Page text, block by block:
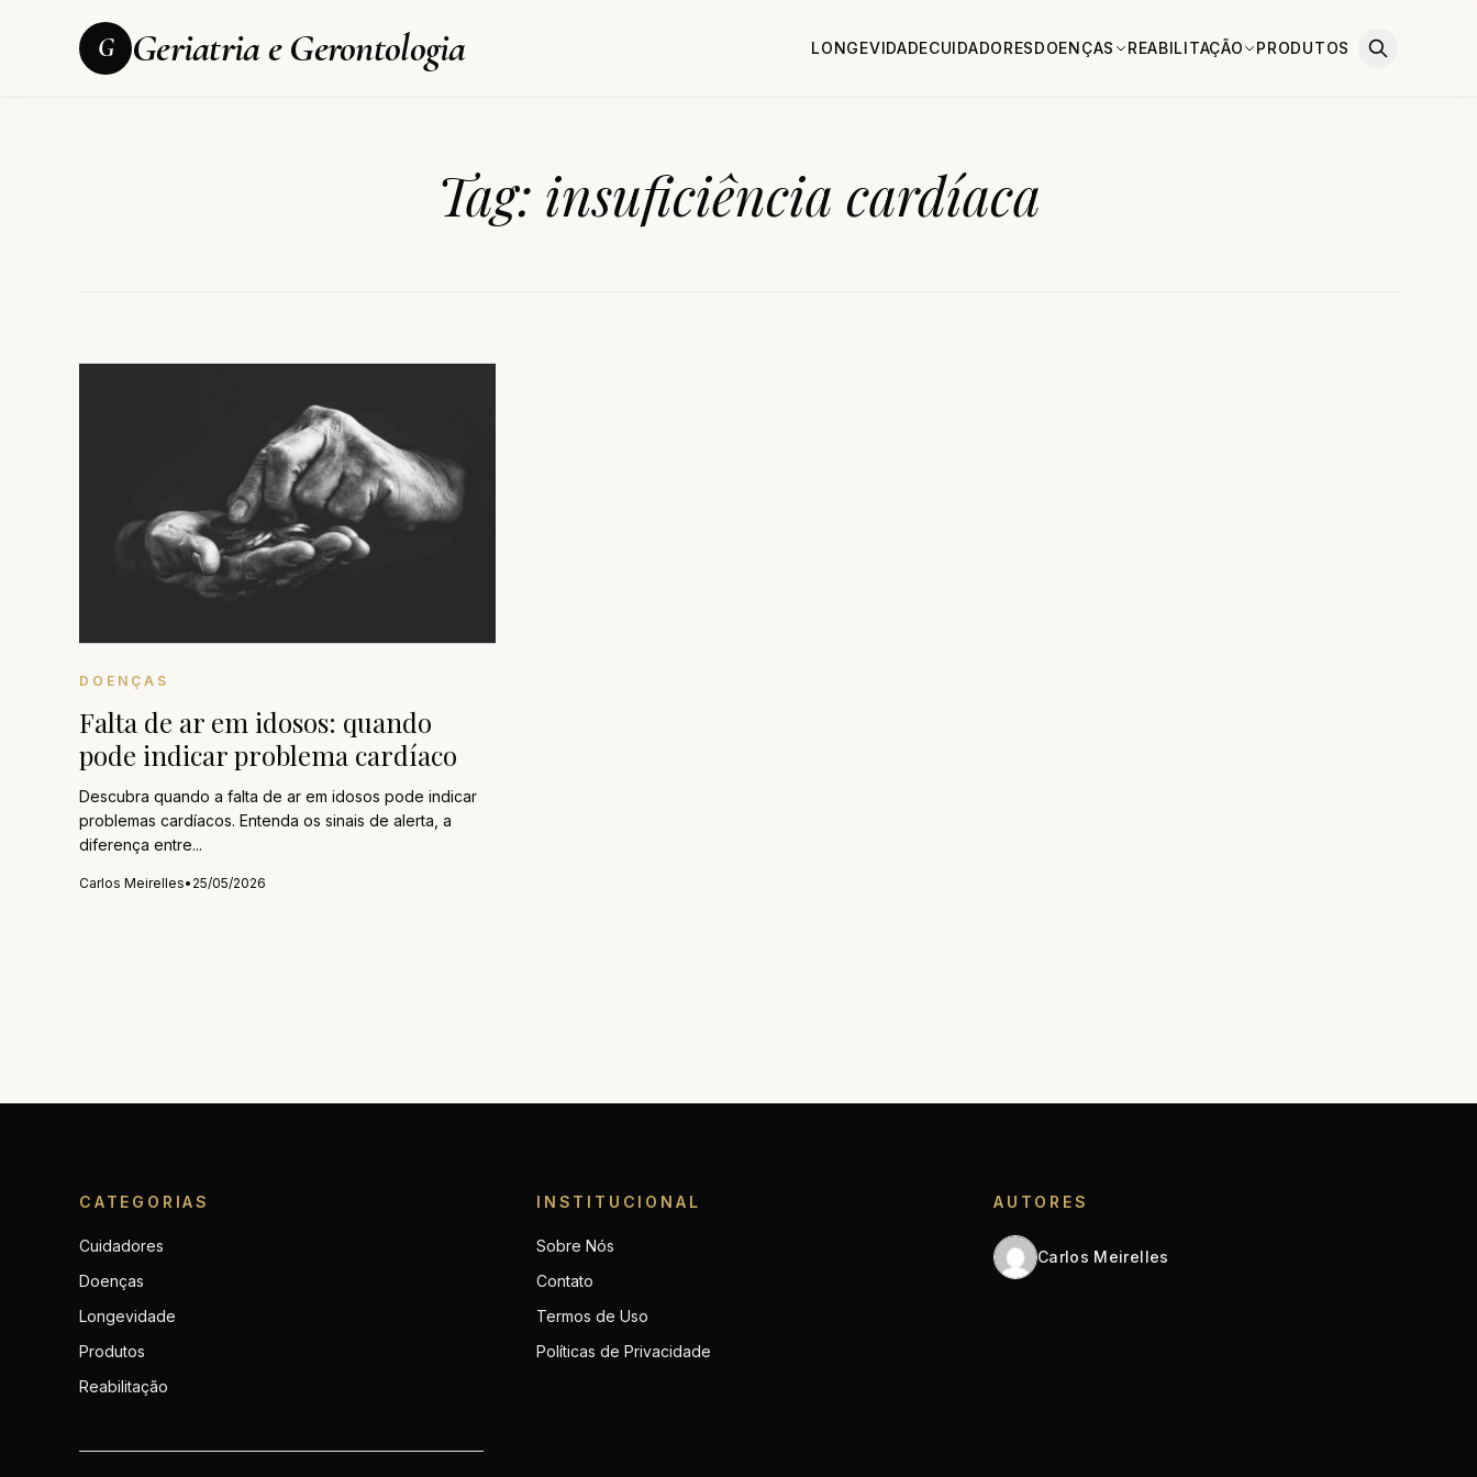
G Geriatria e Gerontologia LONGEVIDADECUIDADORESDOENÇAS REABILITAÇÃO PRODUTOS
Tag: insuficiência cardíaca
DOENÇAS
Falta de ar em idosos: quando
pode indicar problema cardíaco
Descubra quando a falta de ar em idosos pode indicar
problemas cardíacos. Entenda os sinais de alerta, a
diferença entre...
Carlos Meirelles• 25/05/2026
CATEGORIAS
Cuidadores
Doenças
Longevidade
Produtos
Reabilitação
INSTITUCIONAL
Sobre Nós
Contato
Termos de Uso
Políticas de Privacidade
AUTORES
Carlos Meirelles